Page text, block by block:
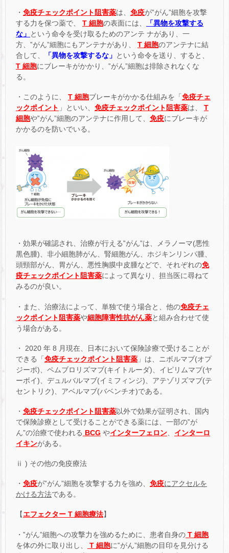
・ 免疫チェックポイント阻害薬は、 免疫が‟がん”細胞を攻撃
する力を保つ薬で、 T 細胞の表面には、
「異物を攻撃する
な」 という命令を受け取るためのアンテ ナがあり、一
方、‟がん”細胞にもアンテナがあり、 T 細胞のアンテナに結
合して、
「異物を攻撃するな」 という命令を送り、すると、
T 細胞にブレーキがかかり、‟がん”細胞は排除されなくな
る。
・このように、 T 細胞ブレーキがかかる仕組みを「 免疫チェ
ックポイント 」といい、 免疫チェックポイント阻害薬は、 T
細胞や‟がん”細胞のアンテナに作用して、 免疫にブレーキが
かかるのを防いでいる。
・効果が確認され、治療が行える‟がん”は、メラノーマ(悪性
黒色腫)、非小細胞肺がん、腎細胞がん、ホジキンリンパ腫、
頭頸部がん、胃がん、悪性胸膜中皮腫などで、それぞれの免
疫チェックポイント阻害薬によって異なり、担当医に尋ねて
みるのが良い。
・また、治療法によって、単独で使う場合と、他の免疫チェ
ックポイント阻害薬や細胞障害性抗がん薬と組み合わせて使
う場合がある。
・ 2020 年 8 月現在、日本において保険診療で受けることが
できる「 免疫チェックポイント阻害薬 」は、ニボルマブ(オプ
ジーボ)、ペムブロリズマブ(キイトルーダ)、イピリムマブ(ヤ
ーボイ)、デュルバルマブ(イミフィンジ)、アテゾリズマブ(テ
セントリク)、アベルマブ(バベンチオ)である。
・ 免疫チェックポイント阻害薬以外で効果が証明され、国内
で保険診療として受けることができる薬には、一部の‟が
ん”の治療で使われる BCG やインターフェロン
インターロ
イキンがある。
ⅱ ) その他の免疫療法
・ 免疫が‟がん”細胞を攻撃する力を強め、 免疫にアクセルを
かける方法である。
【エフェクター T 細胞療法】
・‟がん”細胞への攻撃力を強めるために、患者自身の T 細胞
を体の外に取り出し、
T 細胞に‟がん”細胞の目印を見分ける